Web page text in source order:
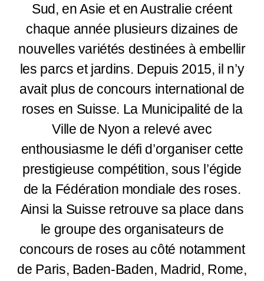
Sud, en Asie et en Australie créent
chaque année plusieurs dizaines de
nouvelles variétés destinées à embellir
les parcs et jardins. Depuis 2015, il n’y
avait plus de concours international de
roses en Suisse. La Municipalité de la
Ville de Nyon a relevé avec
enthousiasme le défi d’organiser cette
prestigieuse compétition, sous l’égide
de la Fédération mondiale des roses.
Ainsi la Suisse retrouve sa place dans
le groupe des organisateurs de
concours de roses au côté notamment
de Paris, Baden-Baden, Madrid, Rome,